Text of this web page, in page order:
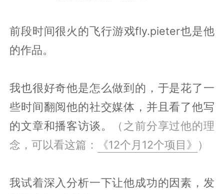
前段时间很火的飞行游戏fly.pieter也是他
的作品。
我也很好奇他是怎么做到的，于是花了一
些时间翻阅他的社交媒体，并且看了他写
的文章和播客访谈。
（之前分享过他的理
念，可以看这篇：
《12个月12个项目》 ）
我试着深入分析一下让他成功的因素，发